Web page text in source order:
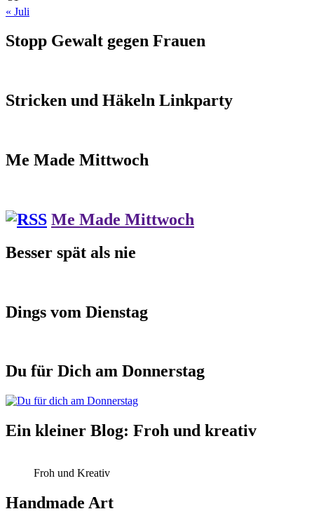
« Juli
Stopp Gewalt gegen Frauen
Stricken und Häkeln Linkparty
Me Made Mittwoch
Me Made Mittwoch
Besser spät als nie
Dings vom Dienstag
Du für Dich am Donnerstag
Ein kleiner Blog: Froh und kreativ
Froh und Kreativ
Handmade Art